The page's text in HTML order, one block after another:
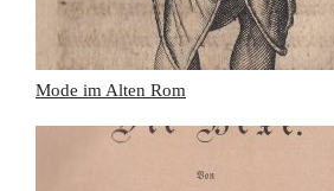
Mode im Alten Rom